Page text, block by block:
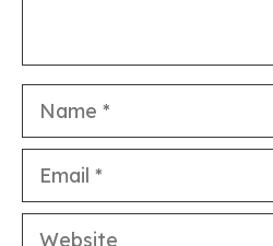
Name
Email
Website